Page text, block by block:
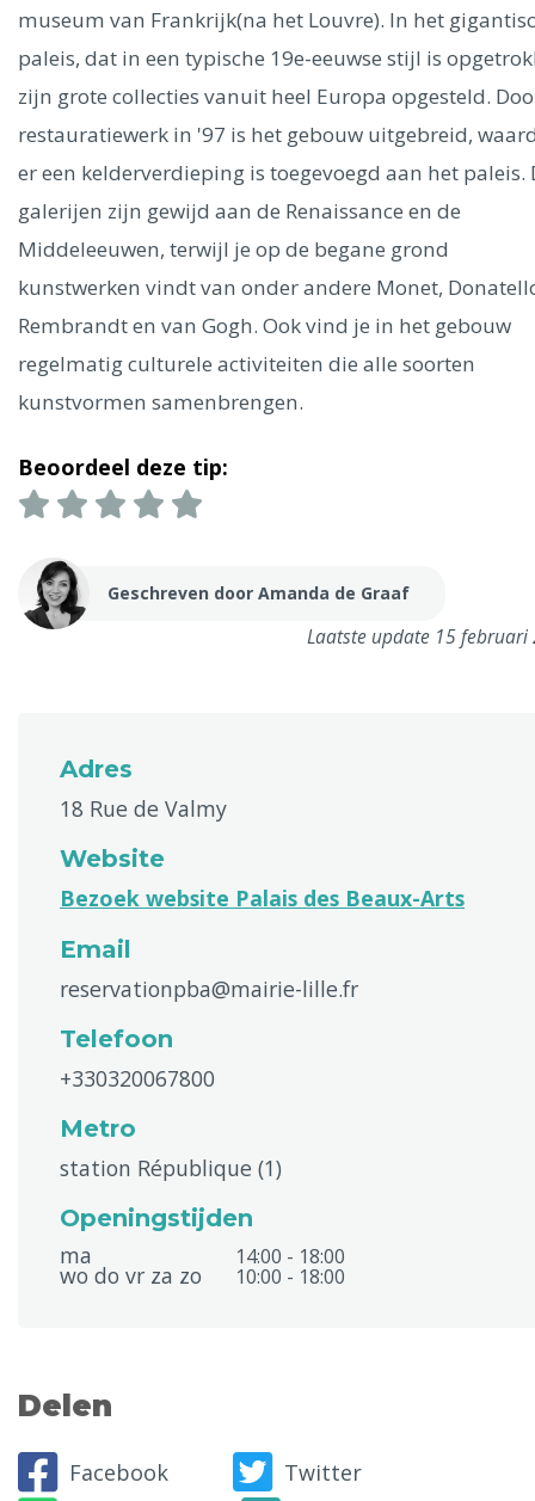
Ålesund
Parijs Tokio Amsterdam Barcelona Dubai
Milaan
Singapore
Rome Berlijn Mechelen Venetië
Florence
Hong Kong München Budapest
Alles bekijken
museum van Frankrijk(na het Louvre). In het
paleis, dat in een typische 19e-eeuwse stijl is
zijn grote collecties vanuit heel Europa opgesteld.
restauratiewerk in '97 is het gebouw uitgebreid,
er een kelderverdieping is toegevoegd aan het paleis.
galerijen zijn gewijd aan de Renaissance en de
Middeleeuwen, terwijl je op de begane grond
kunstwerken vindt van onder andere Monet,
Rembrandt en van Gogh. Ook vind je in het gebouw
regelmatig culturele activiteiten die alle soorten
kunstvormen samenbrengen.
Beoordeel deze tip:
Geschreven door Amanda de Graaf
Laatste update 15 februari
Adres
18 Rue de Valmy
Website
Bezoek website Palais des Beaux-Arts
Email
reservationpba@mairie-lille.fr
Telefoon
+330320067800
Metro
station République (1)
Openingstijden
ma
14:00 - 18:00
wo do vr za zo 10:00 - 18:00
Delen
Facebook
Twitter